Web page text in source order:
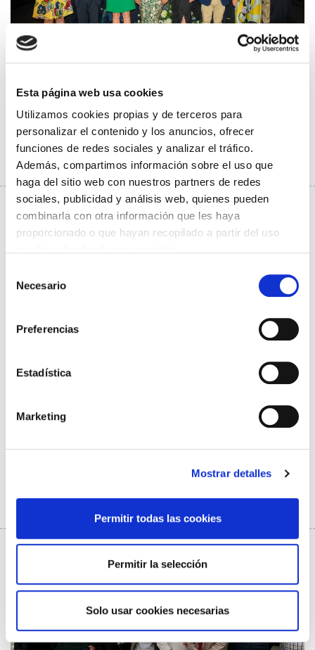
Esta página web usa cookies
Utilizamos cookies propias y de terceros para
personalizar el contenido y los anuncios, ofrecer
funciones de redes sociales y analizar el tráfico.
Además, compartimos información sobre el uso que
haga del sitio web con nuestros partners de redes
sociales, publicidad y análisis web, quienes pueden
combinarla con otra información que les haya
proporcionado o que hayan recopilado a partir del uso
Necesario
Preferencias
Estadística
Marketing
Mostrar detalles
Permitir todas las cookies
Permitir la selección
Solo usar cookies necesarias
NUEVA JUNTA DIRECTIVA
Xeral
Ler máis
MÁIS CASOS E NOVAS VARIANTES: CIENTÍFICOS
GALEGOS ALERTAN DA RETIRADA DE MÁSCARAS NO
22/04/2022